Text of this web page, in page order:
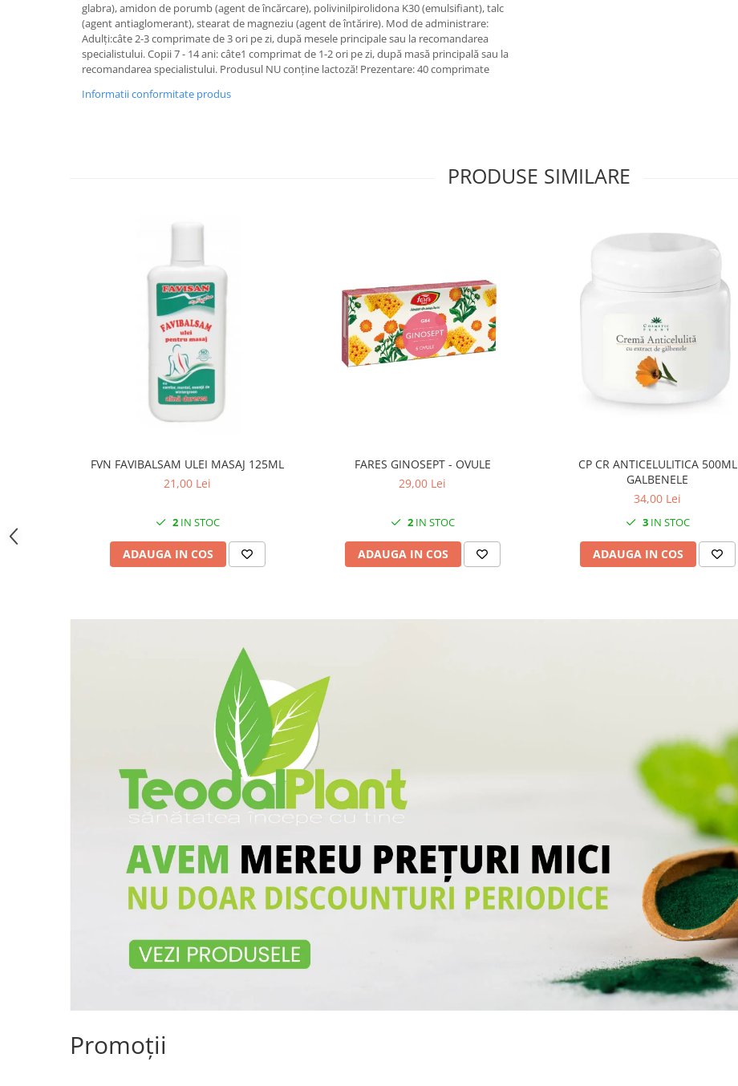
glabra), amidon de porumb (agent de încărcare), polivinilpirolidona K30 (emulsifiant), talc
(agent antiaglomerant), stearat de magneziu (agent de întărire). Mod de administrare:
Adulți:câte 2-3 comprimate de 3 ori pe zi, după mesele principale sau la recomandarea
specialistului. Copii 7 - 14 ani: câte1 comprimat de 1-2 ori pe zi, după masă principală sau la
recomandarea specialistului. Produsul NU conține lactoză! Prezentare: 40 comprimate
Informatii conformitate produs
PRODUSE SIMILARE
FVN FAVIBALSAM ULEI MASAJ 125ML
21,00 Lei
2IN STOC
ADAUGA IN COS
FARES GINOSEPT - OVULE
29,00 Lei
2IN STOC
ADAUGA IN COS
CP CR ANTICELULITICA 500ML
GALBENELE
34,00 Lei
3IN STOC
ADAUGA IN COS
Promoții